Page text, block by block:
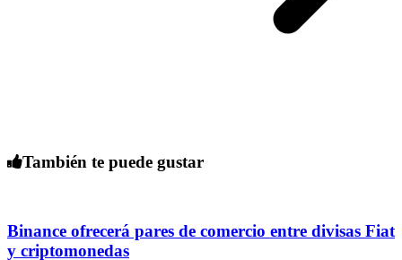
También te puede gustar
Binance ofrecerá pares de comercio entre divisas Fiat
y criptomonedas